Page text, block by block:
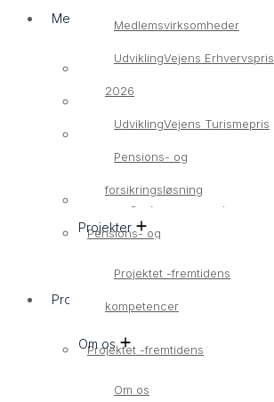
Medlemsvirksomheder
UdviklingVejens Erhvervspris
2026
UdviklingVejens Turismepris
Pensions- og
forsikringsløsning
Projekter
Projektet -fremtidens
kompetencer
Om os
Om os
Medlemskab
Bliv medlem
Medlemsvirksomheder
UdviklingVejens Erhvervspris
UdviklingVejens Turismepris
Pensions- og
Projekter
Projektet -fremtidens